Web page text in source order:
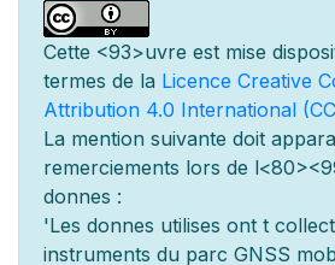
Cette <93>uvre est mise
termes de la Licence Creative
Attribution 4.0 International
La mention suivante doit appara
remerciements lors de l
donnes :
'Les donnes utilises ont t collect
instruments du parc GNSS